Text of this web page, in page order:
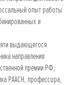
опыт работы
и
выдающегося
направления
премии РФ,
РААСН, профессора,